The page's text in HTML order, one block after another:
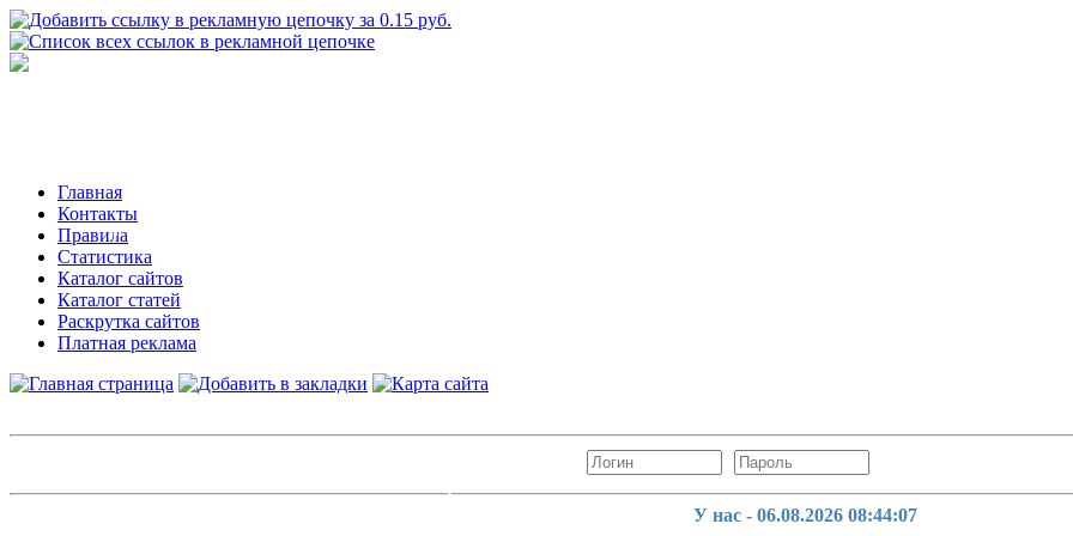
Главная
Контакты
Правила
Статистика
Каталог сайтов
Каталог статей
Раскрутка сайтов
Платная реклама
У нас - 06.08.2026 08:44:08